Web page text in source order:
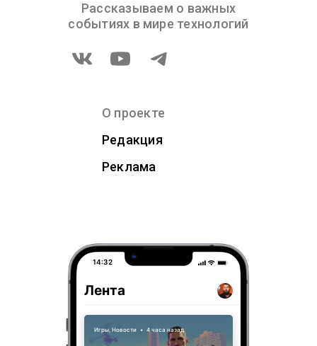
Рассказываем о важных
событиях в мире технологий
О проекте
Редакция
Реклама
14:32
Лента
Игры, Новости • 4 часа назад